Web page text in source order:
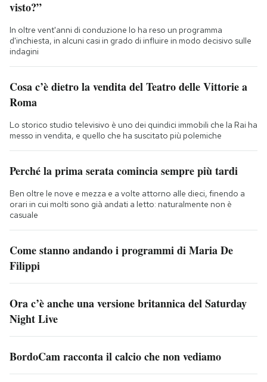
visto?”
In oltre vent'anni di conduzione lo ha reso un programma
d'inchiesta, in alcuni casi in grado di influire in modo decisivo sulle
indagini
Cosa c’è dietro la vendita del Teatro delle Vittorie a
Roma
Lo storico studio televisivo è uno dei quindici immobili che la Rai ha
messo in vendita, e quello che ha suscitato più polemiche
Perché la prima serata comincia sempre più tardi
Ben oltre le nove e mezza e a volte attorno alle dieci, finendo a
orari in cui molti sono già andati a letto: naturalmente non è
casuale
Come stanno andando i programmi di Maria De
Filippi
Ora c’è anche una versione britannica del Saturday
Night Live
BordoCam racconta il calcio che non vediamo